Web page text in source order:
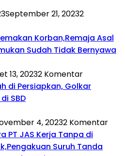
September 21, 20232
Korban,Remaja Asal
Sudah Tidak Bernyawa
13, 20232 Komentar
di Persiapkan, Golkar
SBD
4, 20232 Komentar
PT JAS Kerja Tanpa di
Suruh Tanda